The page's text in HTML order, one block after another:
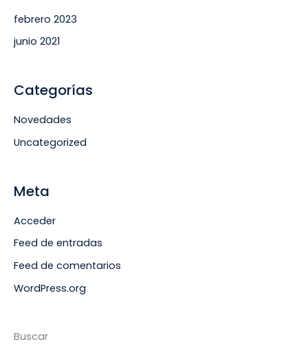
febrero 2023
junio 2021
Categorías
Novedades
Uncategorized
Meta
Acceder
Feed de entradas
Feed de comentarios
WordPress.org
Buscar